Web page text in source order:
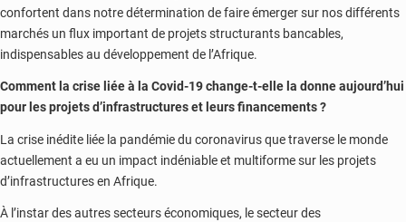
confortent dans notre détermination de faire émerger sur nos différents
marchés un flux important de projets structurants bancables,
indispensables au développement de l’Afrique.
Comment la crise liée à la Covid-19 change-t-elle la donne aujourd’hui
pour les projets d’infrastructures et leurs financements ?
La crise inédite liée la pandémie du coronavirus que traverse le monde
actuellement a eu un impact indéniable et multiforme sur les projets
d’infrastructures en Afrique.
À l’instar des autres secteurs économiques, le secteur des